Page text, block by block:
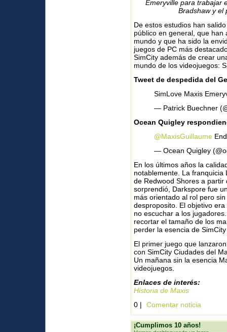
Emeryville para trabajar
Bradshaw y el
De estos estudios han
público en general, que han
mundo y que ha sido la
juegos de PC más
SimCity además de crear
mundo de los videojuegos:
Tweet de despedida del
SimLove Maxis
— Patrick Buechner
Ocean Quigley
@MaxisGuillaumeEnd
— Ocean Quigley
En los últimos años la
notablemente. La franquicia
de Redwood Shores a
sorprendió, Darkspore fue
más orientado al rol pero
desproposito. El objetivo
no escuchar a los
recortar el tamaño de los
perder la esencia de
El primer juego que
con SimCity Ciudades del
Un mañana sin la esencia
videojuegos.
Enlaces de interés:
Historia de Maxis
0 |
Comentar noticia
¡Cumplimos 10 años!